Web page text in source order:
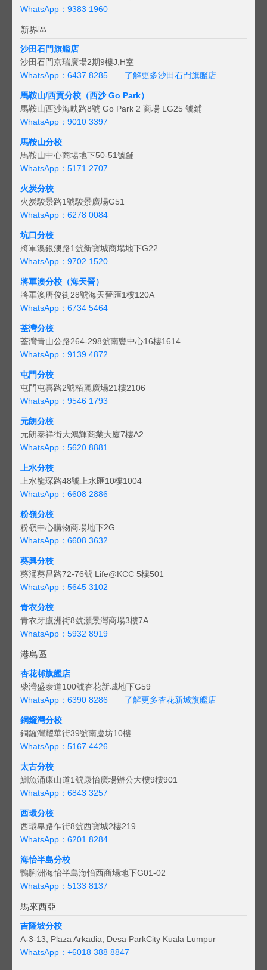
WhatsApp：9383 1960
新界區
沙田石門旗艦店
沙田石門京瑞廣場2期9樓J,H室
WhatsApp：6437 8285
了解更多沙田石門旗艦店
馬鞍山/西貢分校（西沙 Go Park）
馬鞍山西沙海映路8號 Go Park 2 商場 LG25 號鋪
WhatsApp：9010 3397
馬鞍山分校
馬鞍山中心商場地下50-51號舖
WhatsApp：5171 2707
火炭分校
火炭駿景路1號駿景廣場G51
WhatsApp：6278 0084
坑口分校
將軍澳銀澳路1號新寶城商場地下G22
WhatsApp：9702 1520
將軍澳分校（海天晉）
將軍澳唐俊街28號海天晉匯1樓120A
WhatsApp：6734 5464
荃灣分校
荃灣青山公路264-298號南豐中心16樓1614
WhatsApp：9139 4872
屯門分校
屯門屯喜路2號栢麗廣場21樓2106
WhatsApp：9546 1793
元朗分校
元朗泰祥街大鴻輝商業大廈7樓A2
WhatsApp：5620 8881
上水分校
上水龍琛路48號上水匯10樓1004
WhatsApp：6608 2886
粉嶺分校
粉嶺中心購物商場地下2G
WhatsApp：6608 3632
葵興分校
葵涌葵昌路72-76號 Life@KCC 5樓501
WhatsApp：5645 3102
青衣分校
青衣牙鷹洲街8號灝景灣商場3樓7A
WhatsApp：5932 8919
港島區
杏花邨旗艦店
柴灣盛泰道100號杏花新城地下G59
WhatsApp：6390 8286
了解更多杏花新城旗艦店
銅鑼灣分校
銅鑼灣耀華街39號南慶坊10樓
WhatsApp：5167 4426
太古分校
鰂魚涌康山道1號康怡廣場辦公大樓9樓901
WhatsApp：6843 3257
西環分校
西環卑路乍街8號西寶城2樓219
WhatsApp：6201 8284
海怡半島分校
鴨脷洲海怡半島海怡西商場地下G01-02
WhatsApp：5133 8137
馬來西亞
吉隆坡分校
A-3-13, Plaza Arkadia, Desa ParkCity Kuala Lumpur
WhatsApp： +6018 388 8847